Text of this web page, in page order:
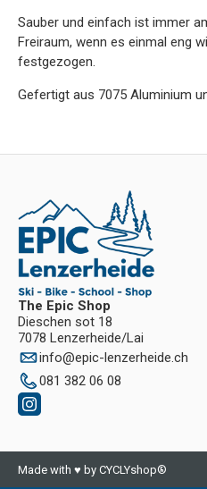
Sauber und einfach ist immer
Freiraum, wenn es einmal eng
festgezogen.
Gefertigt aus 7075 Aluminium
The Epic Shop
Dieschen sot 18
7078 Lenzerheide/Lai
info@epic-lenzerheide.ch
081 382 06 08
Made with ♥ by CYCLYshop®